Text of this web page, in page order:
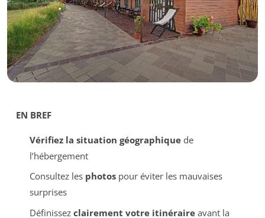
EN BREF
Vérifiez la situation géographiquede
l’hébergement
Consultez les photospour éviter les mauvaises
surprises
Définissez clairement votre itinéraireavant la